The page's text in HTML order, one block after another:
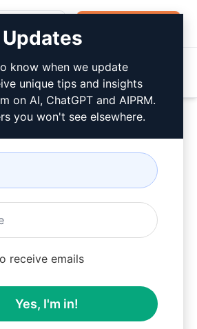
know when we update
unique tips and insights
on AI, ChatGPT and AIPRM.
you won't see elsewhere.
receive emails
Yes, I'm in!